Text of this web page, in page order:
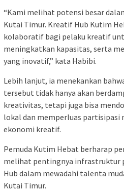
“Kami melihat potensi besar
Kutai Timur. Kreatif Hub Kutim
kolaboratif bagi pelaku kreatif
meningkatkan kapasitas, serta
yang inovatif,” kata Habibi.
Lebih lanjut, ia menekankan
tersebut tidak hanya akan
kreativitas, tetapi juga bisa
lokal dan memperluas partisipasi
ekonomi kreatif.
Pemuda Kutim Hebat berharap
melihat pentingnya infrastruktur
Hub dalam mewadahi talenta
Kutai Timur.